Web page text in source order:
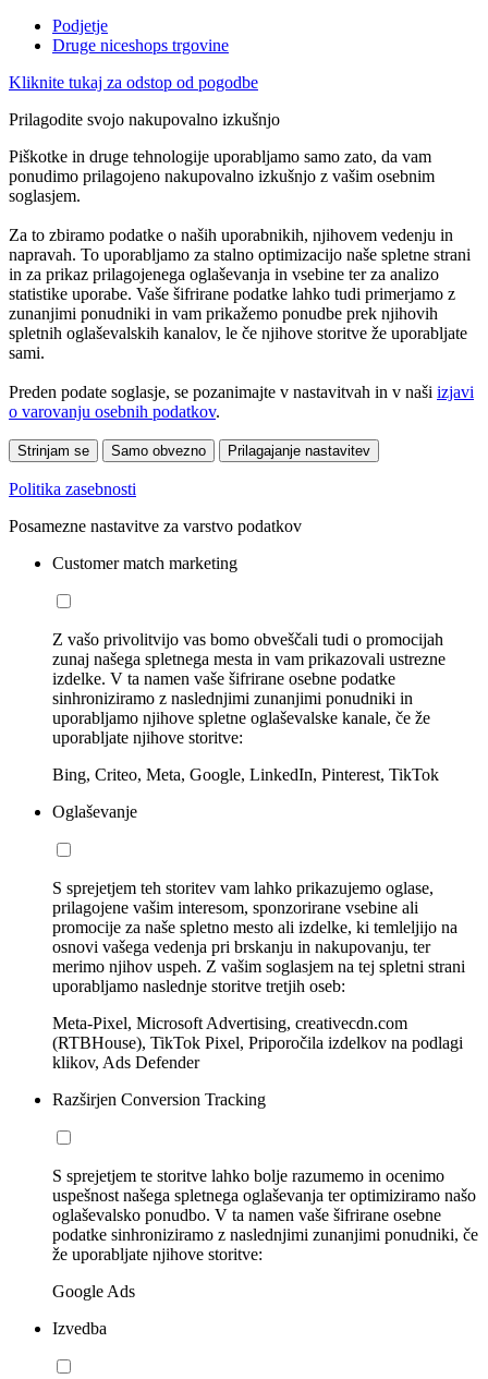
Podjetje
Druge niceshops trgovine
Kliknite tukaj za odstop od pogodbe
Prilagodite svojo nakupovalno izkušnjo
Piškotke in druge tehnologije uporabljamo samo zato, da vam
ponudimo prilagojeno nakupovalno izkušnjo z vašim osebnim
soglasjem.
Za to zbiramo podatke o naših uporabnikih, njihovem vedenju in
napravah. To uporabljamo za stalno optimizacijo naše spletne strani
in za prikaz prilagojenega oglaševanja in vsebine ter za analizo
statistike uporabe. Vaše šifrirane podatke lahko tudi primerjamo z
zunanjimi ponudniki in vam prikažemo ponudbe prek njihovih
spletnih oglaševalskih kanalov, le če njihove storitve že uporabljate
sami.
Preden podate soglasje, se pozanimajte v nastavitvah in v naši izjavi
o varovanju osebnih podatkov.
Strinjam se Samo obvezno Prilagajanje nastavitev
Politika zasebnosti
Posamezne nastavitve za varstvo podatkov
Customer match marketing
Z vašo privolitvijo vas bomo obveščali tudi o promocijah
zunaj našega spletnega mesta in vam prikazovali ustrezne
izdelke. V ta namen vaše šifrirane osebne podatke
sinhroniziramo z naslednjimi zunanjimi ponudniki in
uporabljamo njihove spletne oglaševalske kanale, če že
uporabljate njihove storitve:
Bing, Criteo, Meta, Google, LinkedIn, Pinterest, TikTok
Oglaševanje
S sprejetjem teh storitev vam lahko prikazujemo oglase,
prilagojene vašim interesom, sponzorirane vsebine ali
promocije za naše spletno mesto ali izdelke, ki temleljijo na
osnovi vašega vedenja pri brskanju in nakupovanju, ter
merimo njihov uspeh. Z vašim soglasjem na tej spletni strani
uporabljamo naslednje storitve tretjih oseb:
Meta-Pixel, Microsoft Advertising, creativecdn.com
(RTBHouse), TikTok Pixel, Priporočila izdelkov na podlagi
klikov, Ads Defender
Razširjen Conversion Tracking
S sprejetjem te storitve lahko bolje razumemo in ocenimo
uspešnost našega spletnega oglaševanja ter optimiziramo našo
oglaševalsko ponudbo. V ta namen vaše šifrirane osebne
podatke sinhroniziramo z naslednjimi zunanjimi ponudniki, če
že uporabljate njihove storitve:
Google Ads
Izvedba